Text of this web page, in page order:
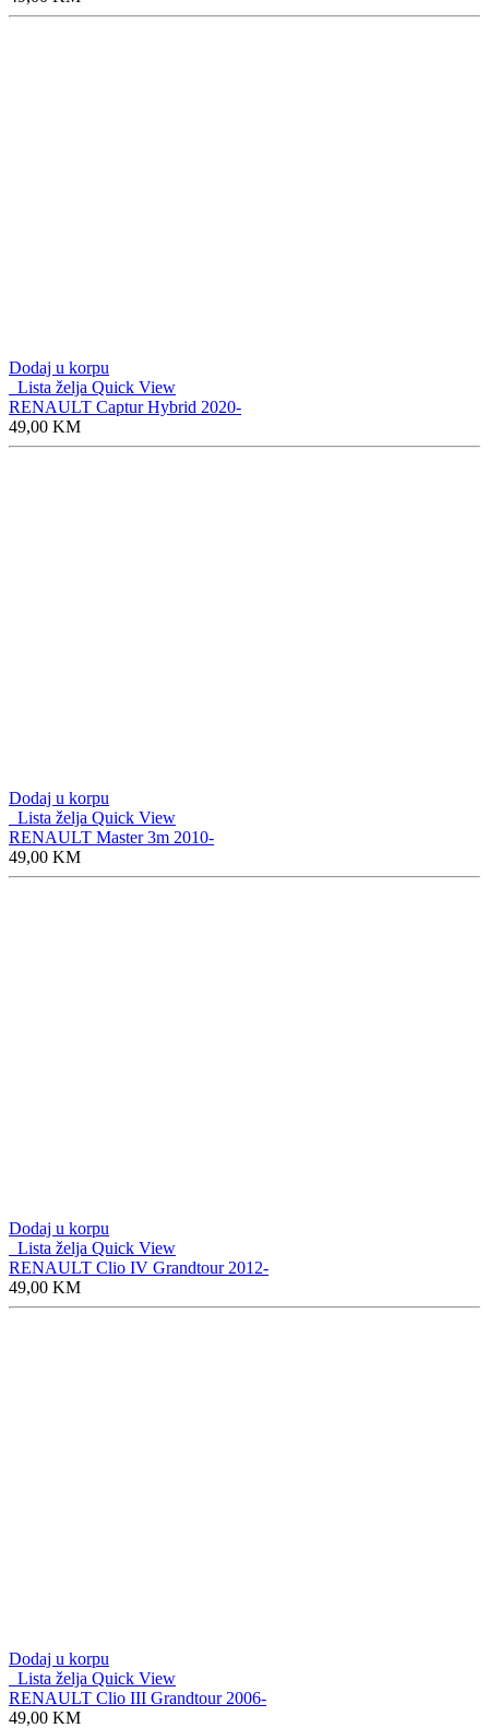
Dodaj u korpu
Lista želja Quick View
RENAULT Captur Hybrid 2020-
49,00 KM
Dodaj u korpu
Lista želja Quick View
RENAULT Master 3m 2010-
49,00 KM
Dodaj u korpu
Lista želja Quick View
RENAULT Clio IV Grandtour 2012-
49,00 KM
Dodaj u korpu
Lista želja Quick View
RENAULT Clio III Grandtour 2006-
49,00 KM